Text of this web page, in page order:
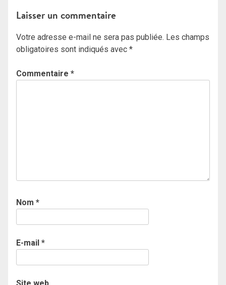
l’article
Laisser un commentaire
Votre adresse e-mail ne sera pas publiée. Les champs
obligatoires sont indiqués avec *
Commentaire *
Nom *
E-mail *